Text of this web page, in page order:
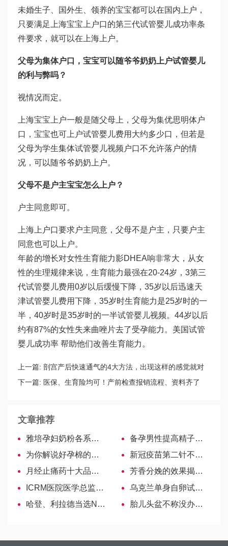
未婚生子、国外生、领养的宝宝都可以在国内上户，
只要满足上海宝宝上户口的第三代试管婴儿成功率条
件要求，就可以在上海上户。
父母为集体户口，宝宝可以随爷爷奶奶上户试管婴儿
的利与弊吗？
视情况而定。
上海宝宝上户一般是随父母上，父母为集优思明体户
口，宝宝也可上户试管婴儿费用大约多少口，但若是
父母为学生集体试管婴儿视频 户口不允许落户的情
况，可以随爷爷奶奶上户。
父母不是户主宝宝怎么上户？
户主同意即可。
上海上户口要求户主同意，父母不是户主，只要户主
同意也可以上户。
年龄的增长对女性生育能力影DHEA响非常大，从女
性的生理规律来说，生育能力最强在20-24岁，3第三
代试管婴儿费用0岁以后缓慢下降，35岁以后迅速天
津试管婴儿费用
下降，35岁时生育能力是25岁时的一
半，40岁时是35岁时的一半试管婴儿视频。44岁以后
约有87%的女性失来曲唑片去了受孕能力。美国试管
婴儿成功率 帮助他们改善生育能力。
上一篇: 剖宫产后快速通气的4大方法，出现这样的感觉就对
了！
下一篇: 医保、生育险均可！产前检查报销流程、资料齐了
文章推荐
雅培孕妇奶粉各系列价格比对，性价比为你汇总！
备孕男性提高精子活力很简单，中药、西药均可实现
为你解说好孕棉的来由，怎样助孕效果更佳！
新冠疫苗第二针不打的危害公布！专家告诉你到底会怎样
月经止痛药十大品牌总览，掌握挑选技巧才知道哪个好
芳香分娩的效果揭秘，有没有用看过来人怎么说
ICRM医院医学总监——科涅耶夫伊戈尔医生
乌克兰单身自卵试管婴儿合法，流程攻略全解密
哈登、利拉德当选NBA周最佳球员，网友：龙凤胎加成！
胎儿头盆不称没办法治疗？临床常用处理措施送给准妈妈们